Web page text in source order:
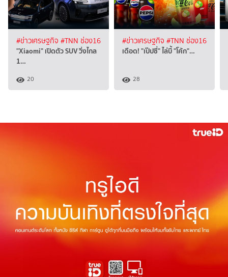
#ข่าวเศรษฐกิจ #TNN ช่อง16
"Xiaomi" เปิดตัว SUV วิ่งไกล
1…
20
#ข่าวเศรษฐกิจ #TNN ช่อง16
เดือด! "เป๊ปซี่" ไล่บี้ "โค้ก"…
28